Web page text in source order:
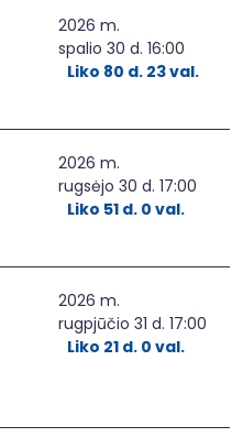
2026 m.
spalio 30 d. 16:00
Liko 80 d. 23 val.
2026 m.
rugsėjo 30 d. 17:00
Liko 51 d. 0 val.
2026 m.
rugpjūčio 31 d. 17:00
Liko 21 d. 0 val.